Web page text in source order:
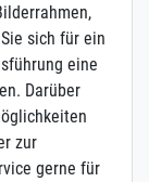
sich für ein
eine
Darüber
zur
gerne für